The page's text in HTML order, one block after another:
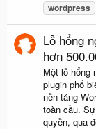
wordpress
Lỗ hổng
hơn
Một lỗ hổng
plugin phổ
nền tảng
toàn cầu.
quyền, qua